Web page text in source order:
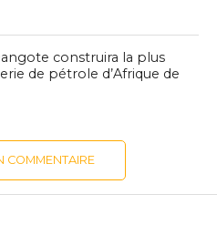
construira la plus
de pétrole d’Afrique de
COMMENTAIRE